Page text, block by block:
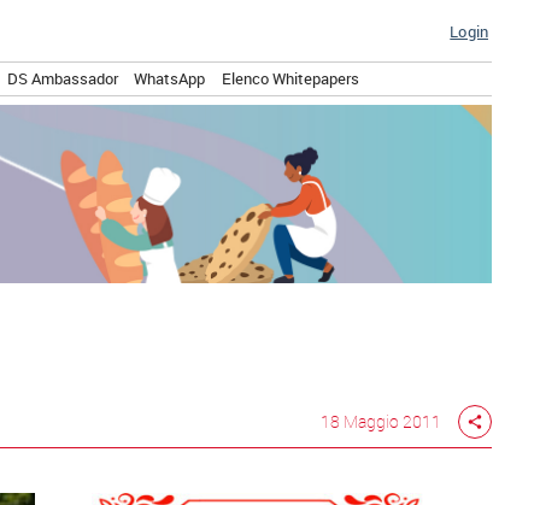
Login
DS Ambassador WhatsApp Elenco Whitepapers
18 Maggio 2011 share